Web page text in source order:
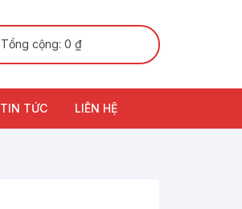
Tổng cộng: 0 ₫
TIN TỨC LIÊN HỆ